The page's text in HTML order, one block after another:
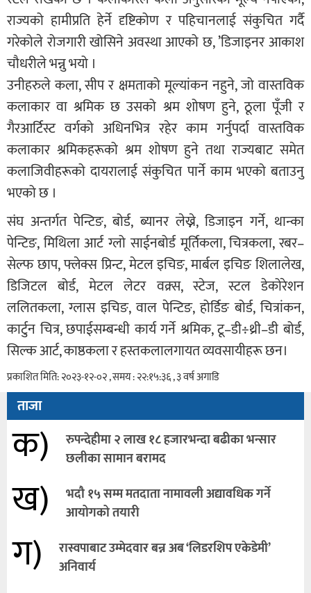
राज्यको हामीप्रति हेर्ने दृष्टिकोण र पहिचानलाई संकुचित गर्दै
गरेकोले रोजगारी खोसिने अवस्था आएको छ, ’डिजाइनर आकाश
चौधरीले भन्नु भयो ।
उनीहरुले कला, सीप र क्षमताको मूल्यांकन नहुने, जो वास्तविक
कलाकार वा श्रमिक छ उसको श्रम शोषण हुने, ठूला पूँजी र
गैरआर्टिस्ट वर्गको अधिनभित्र रहेर काम गर्नुपर्दा वास्तविक
कलाकार श्रमिकहरूको श्रम शोषण हुने तथा राज्यबाट समेत
कलाजिवीहरूको दायरालाई संकुचित पार्ने काम भएको बताउनु
भएको छ ।
संघ अन्तर्गत पेन्टिङ, बोर्ड, ब्यानर लेख्ने, डिजाइन गर्ने, थान्का
पेन्टिङ, मिथिला आर्ट ग्लो साईनबोर्ड मूर्तिकला, चित्रकला, रबर–
सेल्फ छाप, फ्लेक्स प्रिन्ट, मेटल इचिङ, मार्बल इचिङ शिलालेख,
डिजिटल बोर्ड, मेटल लेटर वक्र्स, स्टेज, स्टल डेकोरेशन
ललितकला, ग्लास इचिङ, वाल पेन्टिङ, होर्डिङ बोर्ड, चित्रांकन,
कार्टुन चित्र, छपाईसम्बन्धी कार्य गर्ने श्रमिक, टू–डी÷थ्री–डी बोर्ड,
सिल्क आर्ट, काष्ठकला र हस्तकलालगायत व्यवसायीहरू छन।
प्रकाशित मिति: २०२३-१२-०२ , समय : २२:१५:३६ , ३ वर्ष अगाडि
ताजा
क)
रुपन्देहीमा २ लाख १८ हजारभन्दा बढीका भन्सार
छलीका सामान बरामद
ख)
भदौ १५ सम्म मतदाता नामावली अद्यावधिक गर्ने
आयोगको तयारी
ग)
रास्वपाबाट उम्मेदवार बन्न अब ‘लिडरशिप एकेडेमी’
अनिवार्य